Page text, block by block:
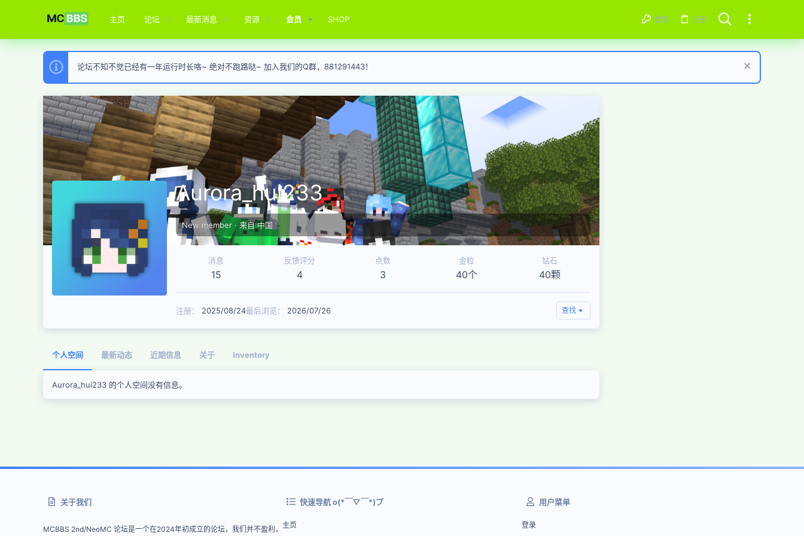
主页 论坛 最新消息 资源 会员 SHOP 登录 注册
论坛不知不觉已经有一年运行时长咯~ 绝对不跑路哒~ 加入我们的Q群，881291443！
Aurora_hui233
New member ·来自中国
消息
15
反馈评分
4
点数
3
金粒
40个
钻石
40颗
注册 2025/08/24最后浏览 2026/07/26 查找
个人空间 最新动态 近期信息 关于 Inventory
Aurora_hui233 的个人空间没有信息。
关于我们
MCBBS 2nd/NeoMC 论坛是一个在2024年初成立的论坛，我们并不盈利，
快速导航 o(*￣▽￣*)ブ
主页
用户菜单
登录